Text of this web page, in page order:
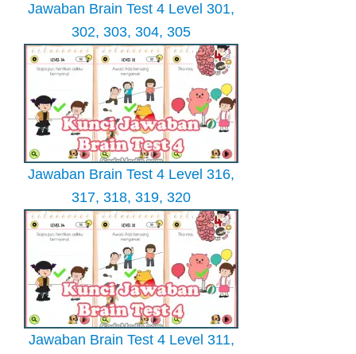
Jawaban Brain Test 4 Level 301,
302, 303, 304, 305
Jawaban Brain Test 4 Level 316,
317, 318, 319, 320
Jawaban Brain Test 4 Level 311,